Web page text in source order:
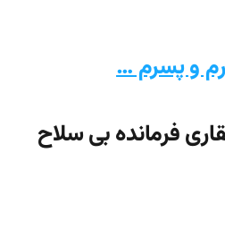
و پسرم …
فرمانده بی سلاح